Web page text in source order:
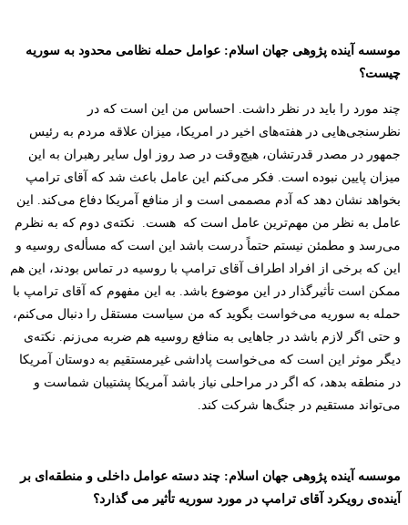
موسسه آینده پژوهی جهان اسلام: عوامل حمله نظامی محدود به سوریه
چیست؟
چند مورد را باید در نظر داشت. احساس من این است که در
نظرسنجی‌هایی در هفته‌های اخیر در امریکا، میزان علاقه مردم به رئیس
جمهور در مصدر قدرتشان، هیچ‌وقت در صد روز اول سایر رهبران به این
میزان پایین نبوده است. فکر می‌کنم این عامل باعث شد که آقای ترامپ
بخواهد نشان دهد که آدم مصممی است و از منافع آمریکا دفاع می‌کند. این
عامل به نظر من مهم‌ترین عامل است که هست.
نکته‌ی دوم که به نظرم
می‌رسد و مطمئن نیستم حتماً درست باشد این است که مسأله‌ی روسیه و
این که برخی از افراد اطراف آقای ترامپ با روسیه در تماس بودند، این هم
ممکن است تأثیرگذار در این موضوع باشد. به این مفهوم که آقای ترامپ با
حمله به سوریه می‌خواست بگوید که من سیاست مستقل را دنبال می‌کنم،
و حتی اگر لازم باشد در جاهایی به منافع روسیه هم ضربه می‌زنم. نکته‌ی
دیگر موثر این است که می‌خواست پاداشی غیرمستقیم به دوستان آمریکا
در منطقه بدهد، که اگر در مراحلی نیاز باشد آمریکا پشتیبان شماست و
می‌تواند مستقیم در جنگ‌ها شرکت کند.
موسسه آینده پژوهی جهان اسلام: چند دسته عوامل داخلی و منطقه‌ای بر
آینده‌ی رویکرد آقای ترامپ در مورد سوریه تأثیر می گذارد؟